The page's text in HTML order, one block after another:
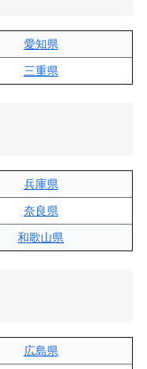
愛知県
三重県
兵庫県
奈良県
和歌山県
広島県